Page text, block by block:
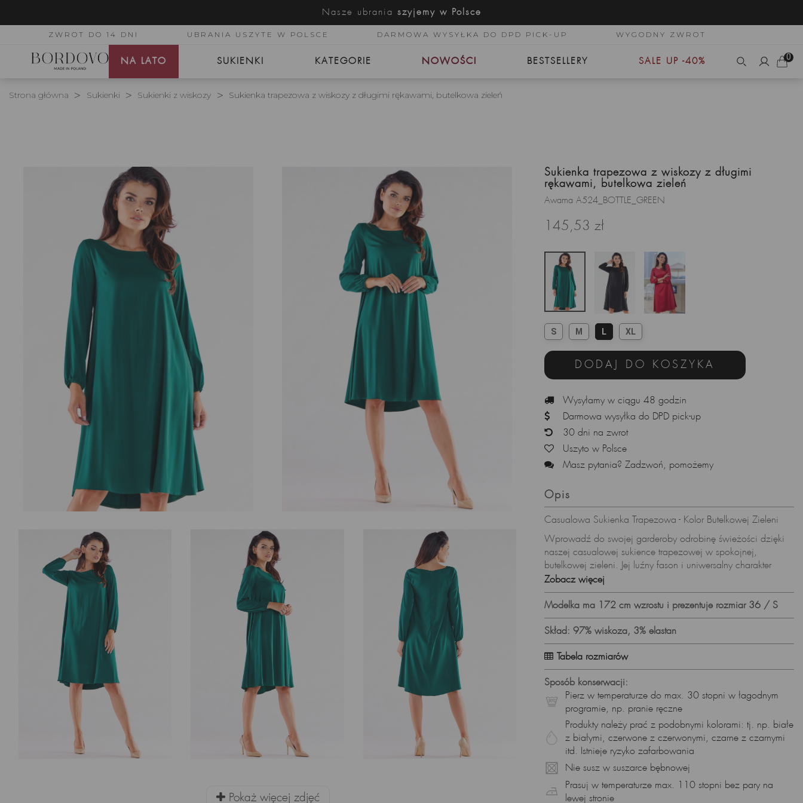
Nasze ubrania szyjemy w Polsce
ZWROT DO 14 DNI UBRANIA USZYTE W POLSCE DARMOWA WYSYŁKA DO DPD PICK-UP WYGODNY ZWROT
NA LATO SUKIENKI KATEGORIE NOWOŚCI BESTSELLERY SALE UP -40% 0
Strona główna Sukienki Sukienki z wiskozy Sukienka trapezowa z wiskozy z długimi rękawami, butelkowa zieleń
Pokaż więcej zdjęć
Sukienka trapezowa z wiskozy z długimi
rękawami, butelkowa zieleń
Awama A524_BOTTLE_GREEN
145,53 zł
S M L XL
DODAJ DO KOSZYKA
Wysyłamy w ciągu 48 godzin
Darmowa wysyłka do DPD pick-up
30 dni na zwrot
Uszyto w Polsce
Masz pytania? Zadzwoń, pomożemy
Opis
Casualowa Sukienka Trapezowa - Kolor Butelkowej Zieleni
Wprowadź do swojej garderoby odrobinę świeżości dzięki
naszej casualowej sukience trapezowej w spokojnej,
butelkowej zieleni. Jej luźny fason i uniwersalny charakter
sprawiają, że jest idealnym wyborem na codzienne stylizacje,
zarówno do pracy, jak i na spotkania z przyjaciółmi. Długie
rękawy z delikatnymi gumkami pozwalają na dostosowanie
stylu, a wysokiej jakości wiskoza z elastanem zapewnia
komfort przez cały dzień.
Trapezowy Kroj - Styl i Komfort:
Trapezowy krój sukienki łączy w sobie styl i komfort, tworząc
formę, która pasuje do różnych sylwetek.
Luźny Fason - Swoboda Ruchu:
Luźny fason sukienki zapewnia swobodę ruchu, co czyni ją
idealnym wyborem na aktywny dzień.
Długie Rękawy z Gumkami - Personalizacja Stylu:
Długie rękawy zakończone delikatnymi gumkami pozwalają
na dostosowanie ich długości, dodając sukience
indywidualnego charakteru.
Zobacz więcej
Modelka ma 172 cm wzrostu i prezentuje rozmiar 36 / S
Skład: 97% wiskoza, 3% elastan
Tabela rozmiarów
Sposób konserwacji:
Pierz w temperaturze do max. 30 stopni w łagodnym
programie, np. pranie ręczne
Produkty należy prać z podobnymi kolorami: tj. np. białe
z białymi, czerwone z czerwonymi, czarne z czarnymi
itd. Istnieje ryzyko zafarbowania
Nie susz w suszarce bębnowej
Prasuj w temperaturze max. 110 stopni bez pary na
lewej stronie